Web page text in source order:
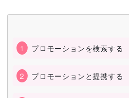
プロモーションを検索する
プロモーションと提携する